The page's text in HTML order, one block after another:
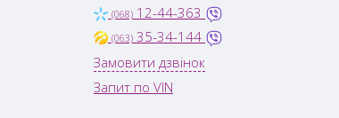
(068) 12-44-363
(063) 35-34-144
Замовити дзвінок
Запит по VIN